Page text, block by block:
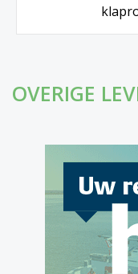
OVERIGE